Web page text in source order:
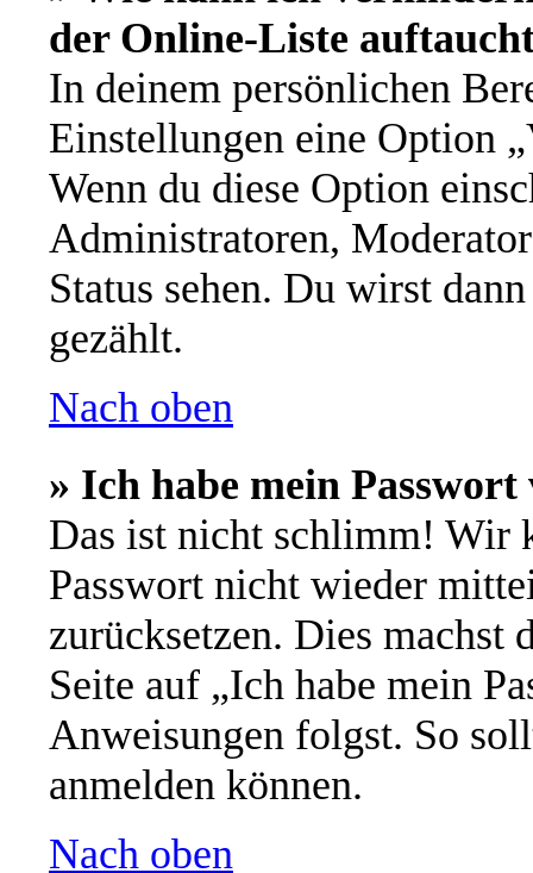
der Online-Liste
In deinem persönlichen
Einstellungen eine Option
Wenn du diese Option
Administratoren,
Status sehen. Du wirst
gezählt.
Nach oben
» Ich habe mein Passwort
Das ist nicht schlimm! Wir
Passwort nicht wieder
zurücksetzen. Dies machst
Seite auf „Ich habe mein
Anweisungen folgst. So
anmelden können.
Nach oben